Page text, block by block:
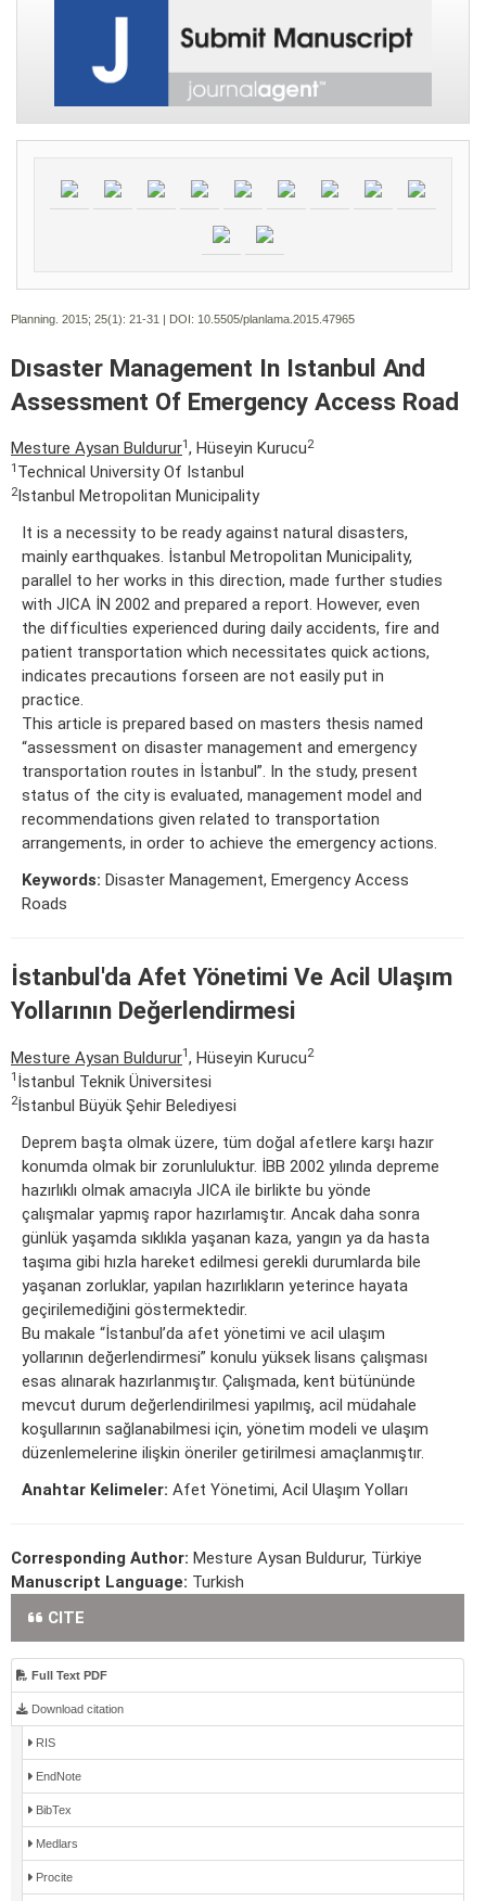
Planning. 2015; 25(1): 21-31 | DOI: 10.5505/planlama.2015.47965
Dısaster Management In Istanbul And
Assessment Of Emergency Access Road
Mesture Aysan Buldurur1, Hüseyin Kurucu2
1 Technical University Of Istanbul
2Istanbul Metropolitan Municipality
It is a necessity to be ready against natural disasters,
mainly earthquakes. İstanbul Metropolitan Municipality,
parallel to her works in this direction, made further studies
with JICA İN 2002 and prepared a report. However, even
the difficulties experienced during daily accidents, fire and
patient transportation which necessitates quick actions,
indicates precautions forseen are not easily put in
practice.
This article is prepared based on masters thesis named
“assessment on disaster management and emergency
transportation routes in İstanbul”. In the study, present
status of the city is evaluated, management model and
recommendations given related to transportation
arrangements, in order to achieve the emergency actions.
Keywords: Disaster Management, Emergency Access
Roads
İstanbul'da Afet Yönetimi Ve Acil Ulaşım
Yollarının Değerlendirmesi
Mesture Aysan Buldurur1 , Hüseyin Kurucu2
1 İstanbul Teknik Üniversitesi
2İstanbul Büyük Şehir Belediyesi
Deprem başta olmak üzere, tüm doğal afetlere karşı hazır
konumda olmak bir zorunluluktur. İBB 2002 yılında depreme
hazırlıklı olmak amacıyla JICA ile birlikte bu yönde
çalışmalar yapmış rapor hazırlamıştır. Ancak daha sonra
günlük yaşamda sıklıkla yaşanan kaza, yangın ya da hasta
taşıma gibi hızla hareket edilmesi gerekli durumlarda bile
yaşanan zorluklar, yapılan hazırlıkların yeterince hayata
geçirilemediğini göstermektedir.
Bu makale “İstanbul’da afet yönetimi ve acil ulaşım
yollarının değerlendirmesi” konulu yüksek lisans çalışması
esas alınarak hazırlanmıştır. Çalışmada, kent bütününde
mevcut durum değerlendirilmesi yapılmış, acil müdahale
koşullarının sağlanabilmesi için, yönetim modeli ve ulaşım
düzenlemelerine ilişkin öneriler getirilmesi amaçlanmıştır.
Anahtar Kelimeler: Afet Yönetimi, Acil Ulaşım Yolları
Corresponding Author: Mesture Aysan Buldurur, Türkiye
Manuscript Language: Turkish
CITE
Full Text PDF
Download citation
RIS
EndNote
BibTex
Medlars
Procite